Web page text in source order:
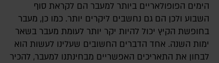
הימים הפופולאריים ביותר למעבר הם לקראת סוף
השבוע ולכן הם גם נחשבים ליקרים יותר. כמו כן, מעבר
בחופשת הקיץ יכול להיות יקר יותר לעומת מעבר בשאר
ימות השנה. אחד הדברים החשובים שעלינו לעשות הוא
לבחון את התאריכים האפשריים מבחינתנו למעבר, להכיר